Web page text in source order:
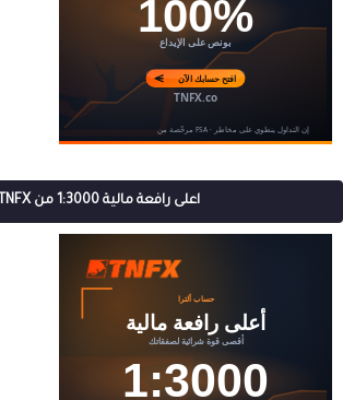
اعلى رافعة مالية 1:3000 من TNFX